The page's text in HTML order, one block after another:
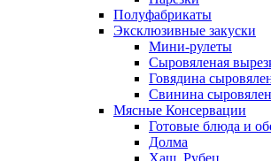
Полуфабрикаты
Эксклюзивные закуски
Мини-рулеты
Сыровяленая
Говядина
Свинина
Мясные Консервации
Готовые блюда и
Долма
Хаш. Рубец